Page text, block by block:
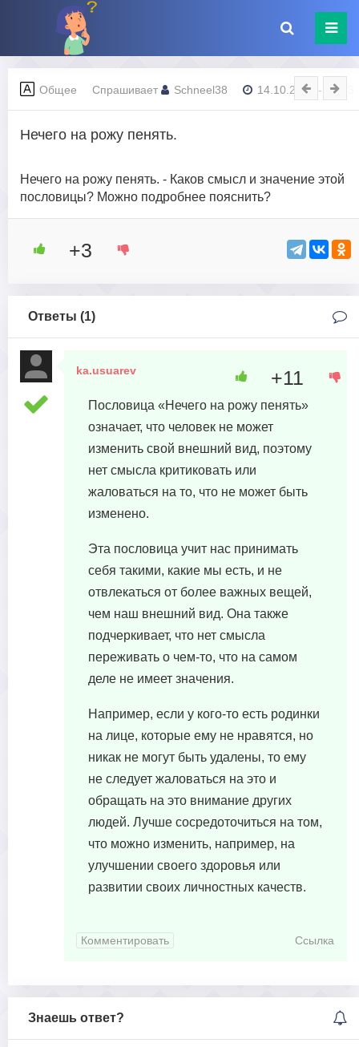
Общее Спрашивает Schneel38 14.10.2023 - 13:43
Нечего на рожу пенять.
Нечего на рожу пенять. - Каков смысл и значение этой
пословицы? Можно подробнее пояснить?
+3
Ответы (1)
ka.usuarev
Пословица «Нечего на рожу пенять»
означает, что человек не может
изменить свой внешний вид, поэтому
нет смысла критиковать или
жаловаться на то, что не может быть
изменено.
Эта пословица учит нас принимать
себя такими, какие мы есть, и не
отвлекаться от более важных вещей,
чем наш внешний вид. Она также
подчеркивает, что нет смысла
переживать о чем-то, что на самом
деле не имеет значения.
Например, если у кого-то есть родинки
на лице, которые ему не нравятся, но
никак не могут быть удалены, то ему
не следует жаловаться на это и
обращать на это внимание других
людей. Лучше сосредоточиться на том,
что можно изменить, например, на
улучшении своего здоровья или
развитии своих личностных качеств.
+11
Комментировать Ссылка
Знаешь ответ?